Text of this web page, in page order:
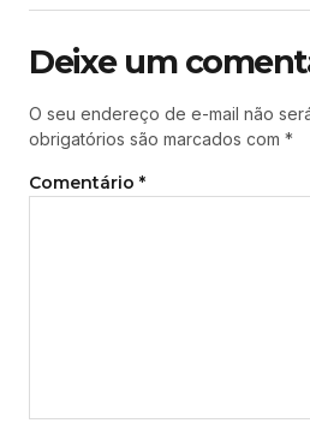
Deixe um
O seu endereço de e-mail não
obrigatórios são marcados com *
Comentário *